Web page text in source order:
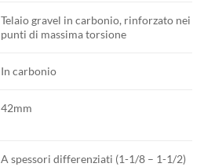
Telaio gravel in carbonio, rinforzato nei
punti di massima torsione
In carbonio
42mm
A spessori differenziati (1-1/8 – 1-1/2)